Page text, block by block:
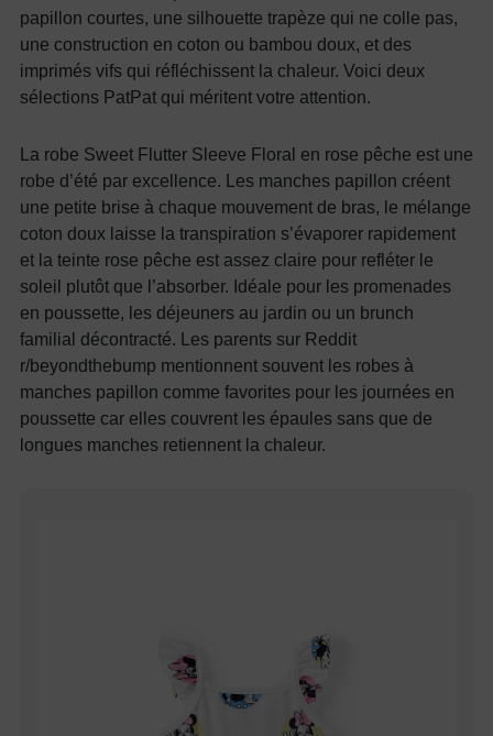
papillon courtes, une silhouette trapèze qui ne colle pas,
une construction en coton ou bambou doux, et des
imprimés vifs qui réfléchissent la chaleur. Voici deux
sélections PatPat qui méritent votre attention.
La robe Sweet Flutter Sleeve Floral en rose pêche est une
robe d’été par excellence. Les manches papillon créent
une petite brise à chaque mouvement de bras, le mélange
coton doux laisse la transpiration s’évaporer rapidement
et la teinte rose pêche est assez claire pour refléter le
soleil plutôt que l’absorber. Idéale pour les promenades
en poussette, les déjeuners au jardin ou un brunch
familial décontracté. Les parents sur Reddit
r/beyondthebump mentionnent souvent les robes à
manches papillon comme favorites pour les journées en
poussette car elles couvrent les épaules sans que de
longues manches retiennent la chaleur.